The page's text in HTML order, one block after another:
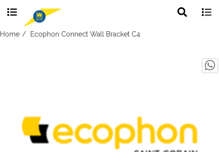
Skip
Home Ecophon Connect Wall Bracket C4